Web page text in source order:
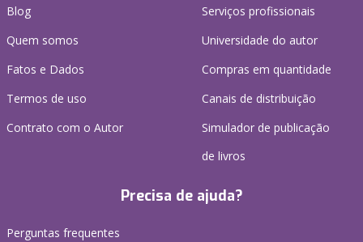
Blog
Quem somos
Fatos e Dados
Termos de uso
Contrato com o Autor
Serviços profissionais
Universidade do autor
Compras em quantidade
Canais de distribuição
Simulador de publicação
de livros
Precisa de ajuda?
Perguntas frequentes